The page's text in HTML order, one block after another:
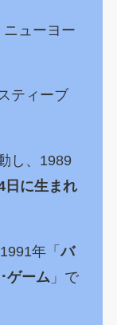
ューヨー
ティーブ
し、1989
日に生まれ
年「バ
ゲーム」で